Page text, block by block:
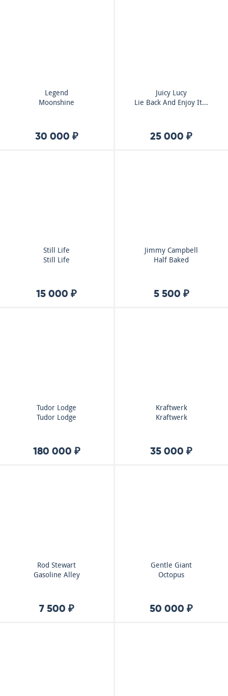
Legend
Moonshine
30 000 ₽
Juicy Lucy
Lie Back And Enjoy It...
25 000 ₽
Still Life
Still Life
15 000 ₽
Jimmy Campbell
Half Baked
5 500 ₽
Tudor Lodge
Tudor Lodge
180 000 ₽
Kraftwerk
Kraftwerk
35 000 ₽
Rod Stewart
Gasoline Alley
7 500 ₽
Gentle Giant
Octopus
50 000 ₽